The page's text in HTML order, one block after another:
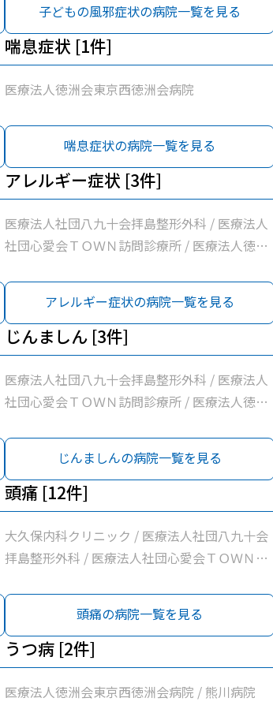
子どもの風邪症状の病院一覧を見る
喘息症状 [1件]
医療法人徳洲会東京西徳洲会病院
喘息症状の病院一覧を見る
アレルギー症状 [3件]
医療法人社団八九十会拝島整形外科 / 医療法人
社団心愛会ＴＯＷＮ訪問診療所 / 医療法人徳洲
アレルギー症状の病院一覧を見る
じんましん [3件]
医療法人社団八九十会拝島整形外科 / 医療法人
社団心愛会ＴＯＷＮ訪問診療所 / 医療法人徳洲
じんましんの病院一覧を見る
頭痛 [12件]
大久保内科クリニック / 医療法人社団八九十会
拝島整形外科 / 医療法人社団心愛会ＴＯＷＮ訪
東京石心会昭島腎クリニック / 医療法人徳洲会
東京西徳洲会病院 / 名取医院 / 公益社団法人昭
島市医師会診療所 / 昭島内科クリニック / 医療
法人社団玲世会いろは診療所 / 桂川内科医院 /
熊川病院
頭痛の病院一覧を見る
うつ病 [2件]
医療法人徳洲会東京西徳洲会病院 / 熊川病院